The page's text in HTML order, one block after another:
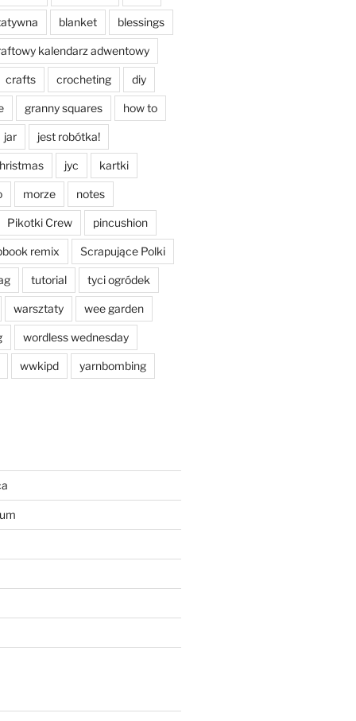
blanket blessings
kalendarz adwentowy
crafts crocheting diy
granny squares how to
jar jest robótka!
jyc kartki
morze notes
Pikotki Crew pincushion
remix Scrapujące Polki
tutorial tyci ogródek
warsztaty wee garden
wordless wednesday
wwkipd yarnbombing